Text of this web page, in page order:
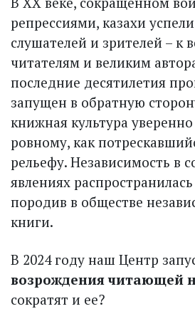
репрессиями, казахи
слушателей и зрителей – к
читателям и великим
последние десятилетия
запущен в обратную
книжная культура
ровному, как
рельефу. Независимость в
явлениях
породив в обществе
книги.
В 2024 году наш Центр
возрождения читающей
сократят и ее?